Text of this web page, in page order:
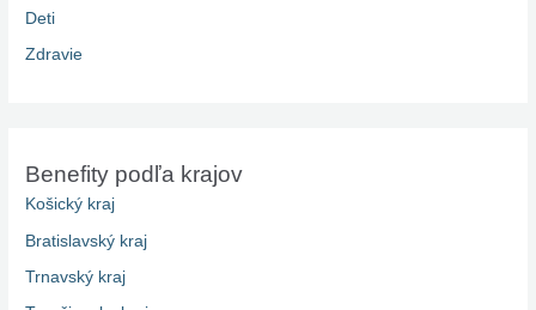
Deti
Zdravie
Benefity podľa krajov
Košický kraj
Bratislavský kraj
Trnavský kraj